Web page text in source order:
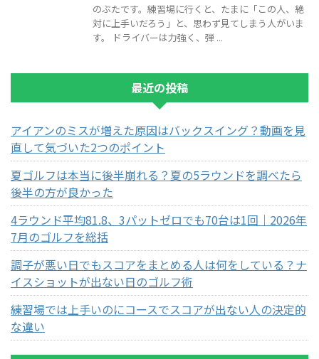
のぶたです。練習場に行くと、たまに「この人、絶
対に上手いだろう」と、思わず見てしまう人がいま
す。 ドライバーは力強く、弾 ...
最近の投稿
アイアンのミスが増えた原因はバックスイング？動画を見
直して気づいた2つのポイント
夏ゴルフは本当に後半崩れる？夏の5ラウンドを調べたら
後半の方が良かった
4ラウンド平均81.8、3パットゼロでも70台は1回｜2026年
7月のゴルフを総括
調子が悪い日でもスコアをまとめる人は何をしている？ナ
イスショットが出ない日のゴルフ術
練習場では上手いのにコースでスコアが出ない人の決定的
な違い